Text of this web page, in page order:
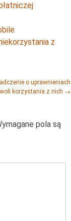
z
o uprawnieniach
korzystania z nich →
pola są